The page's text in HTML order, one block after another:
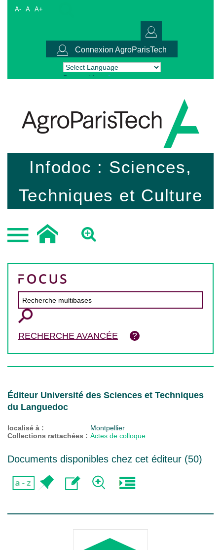
A- A A+
Connexion AgroParisTech
Powered by Translate
Infodoc : Sciences,
Techniques et Culture
RECHERCHE AVANCÉE
Éditeur Université des Sciences et Techniques
du Languedoc
localisé à :
Montpellier
Collections rattachées : Actes de colloque
Documents disponibles chez cet éditeur (50)